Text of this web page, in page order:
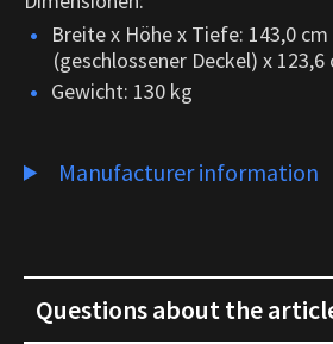
Breite x Höhe x Tiefe: 143,0 cm
(geschlossener Deckel) x 123,6
Gewicht: 130 kg
Manufacturer information
Questions about the